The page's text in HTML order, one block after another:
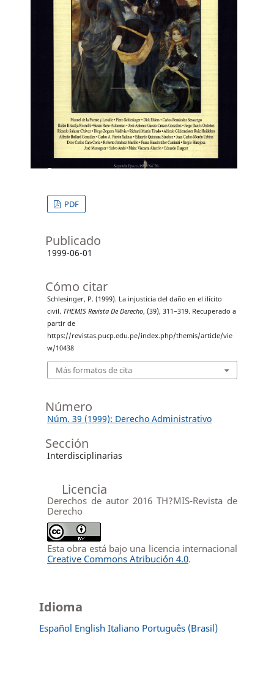
PDF
Publicado
1999-06-01
Cómo citar
Schlesinger, P. (1999). La injusticia del daño en el ilícito
civil. THEMIS Revista De Derecho, (39), 311–319. Recuperado a
partir de
https://revistas.pucp.edu.pe/index.php/themis/article/vie
w/10438
Más formatos de cita
Número
Núm. 39 (1999): Derecho Administrativo
Sección
Interdisciplinarias
Licencia
Derechos de autor 2016 TH?MIS-Revista de
Derecho
Esta obra está bajo una licencia internacional
Creative Commons Atribución 4.0.
Idioma
Español English Italiano Português (Brasil)